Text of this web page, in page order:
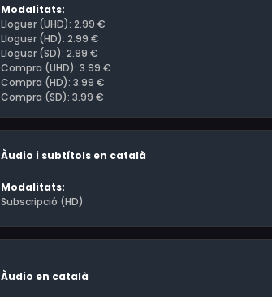
Modalitats:
Lloguer (UHD): 2.99 €
Lloguer (HD): 2.99 €
Lloguer (SD): 2.99 €
Compra (UHD): 3.99 €
Compra (HD): 3.99 €
Compra (SD): 3.99 €
Àudio i subtítols en català
Modalitats:
Subscripció (HD)
Àudio en català